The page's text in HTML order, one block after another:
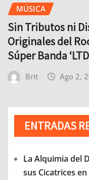
MÚSICA
Sin Tributos ni
Originales del
Súper Banda
Brit Ago 2,
ENTRADAS
La Alquimia del
sus Cicatrices en